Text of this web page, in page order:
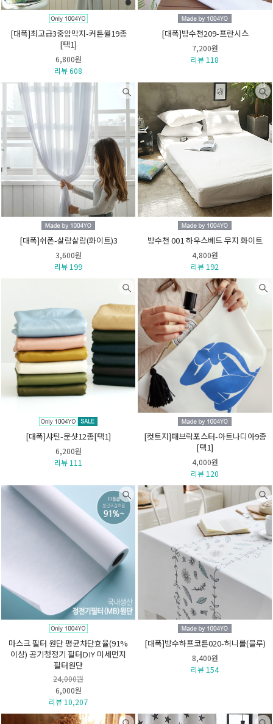
[대폭]최고급3중암막지-커튼월19종
[택1]
6,800원
리뷰 608
[대폭]방수천209-프란시스
7,200원
리뷰 118
[대폭]쉬폰-살랑살랑(화이트)3
3,600원
리뷰 199
방수천 001 하우스베드 무지 화이트
4,800원
리뷰 192
[대폭]샤틴-문샷12종[택1]
6,200원
리뷰 111
[컷트지]패브릭포스터-아트나디아9종
[택1]
4,000원
리뷰 120
마스크 필터 원단 평균차단효율(91%
이상) 공기청정기 필터DIY 미세먼지
필터원단
24,000원
6,000원
리뷰 10,207
[대폭]방수하프코튼020-허니롤(블루)
8,400원
리뷰 154